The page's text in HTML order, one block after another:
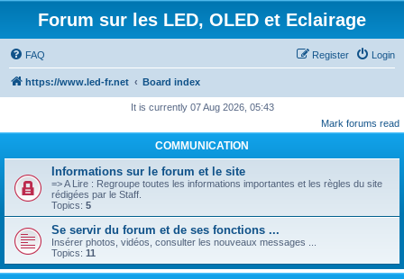
Forum sur les LED, OLED et Eclairage
FAQ Login
Register
https://www.led-fr.net Board index
It is currently 07 Aug 2026, 05:43
Mark forums read
COMMUNICATION
Informations sur le forum et le site
=> A Lire : Regroupe toutes les informations importantes et les règles du site
rédigées par le Staff.
Topics: 5
Se servir du forum et de ses fonctions ...
Insérer photos, vidéos, consulter les nouveaux messages ...
Topics: 11